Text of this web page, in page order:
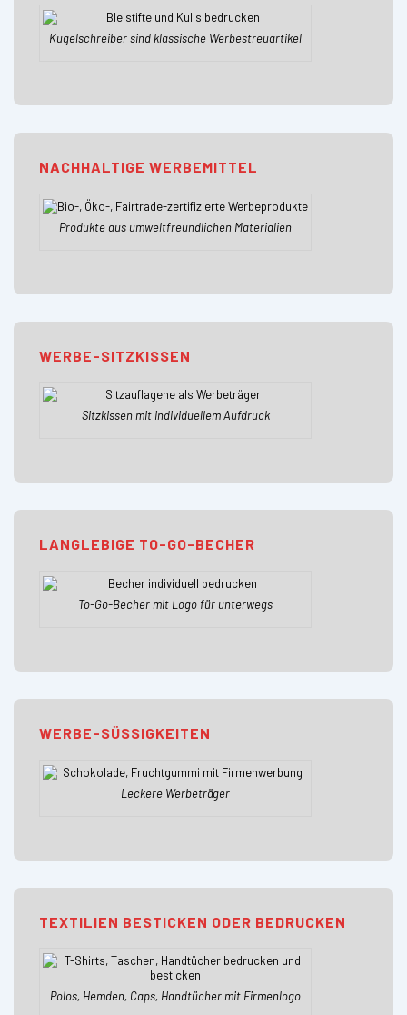
Kugelschreiber sind klassische Werbestreuartikel
NACHHALTIGE WERBEMITTEL
Produkte aus umweltfreundlichen Materialien
WERBE-SITZKISSEN
Sitzkissen mit individuellem Aufdruck
LANGLEBIGE TO-GO-BECHER
To-Go-Becher mit Logo für unterwegs
WERBE-SÜSSIGKEITEN
Leckere Werbeträger
TEXTILIEN BESTICKEN ODER BEDRUCKEN
Polos, Hemden, Caps, Handtücher mit Firmenlogo